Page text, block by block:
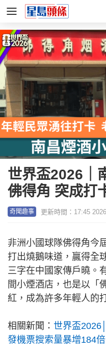
世界盃2026｜
佛得角 突成打
奇聞趣事 更新時間：17:45
非洲小國球隊佛得角今
打出燒鵝味道，贏得全
三字在中國家傳戶曉。
間小煙酒店，也是以「
紅，成為許多年輕人的
相關新聞： 世界盃
發機票搜索量暴增184倍